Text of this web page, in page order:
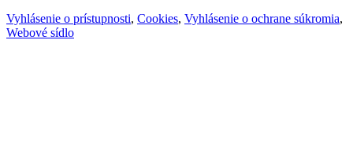
Vyhlásenie o prístupnosti, Cookies, Vyhlásenie o ochrane súkromia,
Webové sídlo